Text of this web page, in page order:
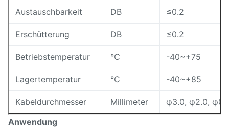
Austauschbarkeit DB ≤0.2
Erschütterung DB ≤0.2
Betriebstemperatur ℃ -40~+75
Lagertemperatur ℃ -40~+85
Kabeldurchmesser Millimeter
φ3.0, φ2.0,
Anwendung